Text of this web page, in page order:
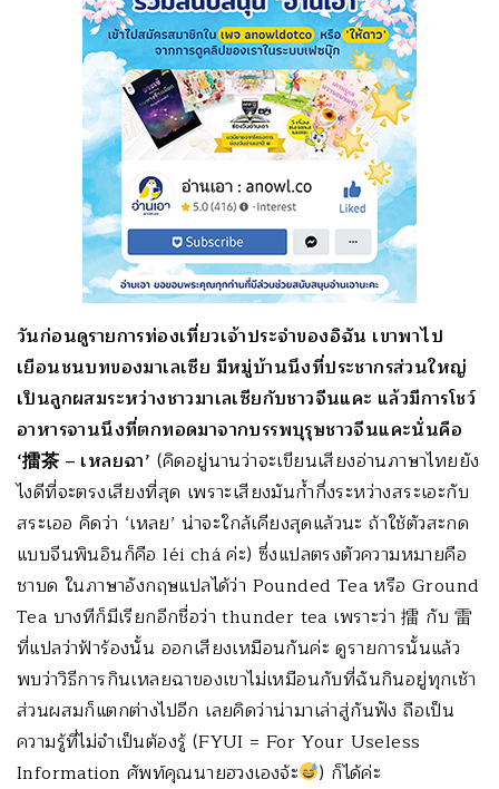
วันก่อนดูรายการท่องเที่ยวเจ้าประจำของอิฉัน เขาพาไป
เยือนชนบทของมาเลเซีย มีหมู่บ้านนึงที่ประชากรส่วนใหญ่
เป็นลูกผสมระหว่างชาวมาเลเซียกับชาวจีนแคะ แล้วมีการโชว์
อาหารจานนึงที่ตกทอดมาจากบรรพบุรุษชาวจีนแคะนั่นคือ
‘擂茶 – เหลยฉา’ (คิดอยู่นานว่าจะเขียนเสียงอ่านภาษาไทยยัง
ไงดีที่จะตรงเสียงที่สุด เพราะเสียงมันก้ำกึ่งระหว่างสระเอะกับ
สระเออ คิดว่า ‘เหลย’ น่าจะใกล้เคียงสุดแล้วนะ ถ้าใช้ตัวสะกด
แบบจีนพินอินก็คือ léi chá ค่ะ) ซึ่งแปลตรงตัวความหมายคือ
ชาบด ในภาษาอังกฤษแปลได้ว่า Pounded Tea หรือ Ground
Tea บางทีก็มีเรียกอีกชื่อว่า thunder tea เพราะว่า 擂 กับ 雷
ที่แปลว่าฟ้าร้องนั้น ออกเสียงเหมือนกันค่ะ ดูรายการนั้นแล้ว
พบว่าวิธีการกินเหลยฉาของเขาไม่เหมือนกับที่ฉันกินอยู่ทุกเช้า
ส่วนผสมก็แตกต่างไปอีก เลยคิดว่าน่ามาเล่าสู่กันฟัง ถือเป็น
ความรู้ที่ไม่จำเป็นต้องรู้ (FYUI = For Your Useless
Information ศัพท์คุณนายฮวงเองจ้ะ
) ก็ได้ค่ะ